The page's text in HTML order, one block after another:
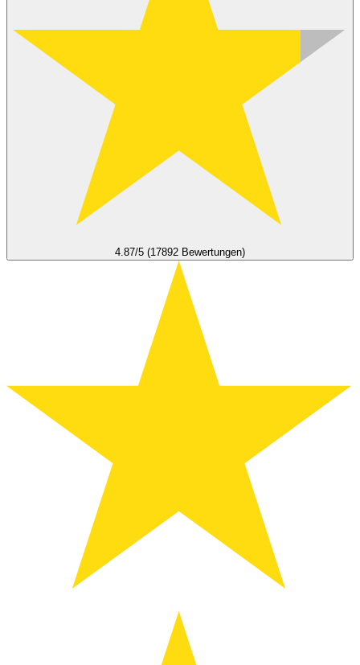
4.87/5 (17892 Bewertungen)